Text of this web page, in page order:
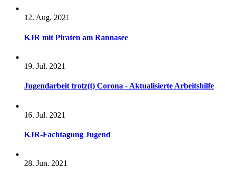
12. Aug. 2021
KJR mit Piraten am Rannasee
19. Jul. 2021
Jugendarbeit trotz(t) Corona - Aktualisierte Arbeitshilfe
16. Jul. 2021
KJR-Fachtagung Jugend
28. Jun. 2021